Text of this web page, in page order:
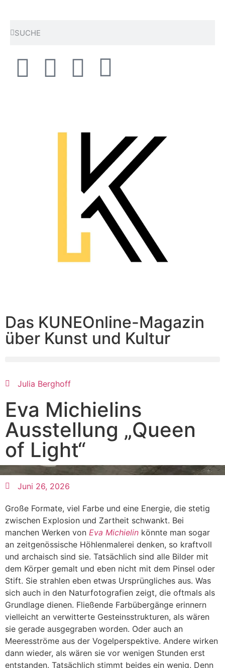
Das KUNEOnline-Magazin
über Kunst und Kultur
Julia Berghoff
Eva Michielins
Ausstellung „Queen
of Light“
Juni 26, 2026
Große Formate, viel Farbe und eine Energie, die stetig
zwischen Explosion und Zartheit schwankt. Bei
manchen Werken von Eva Michielin könnte man sogar
an zeitgenössische Höhlenmalerei denken, so kraftvoll
und archaisch sind sie. Tatsächlich sind alle Bilder mit
dem Körper gemalt und eben nicht mit dem Pinsel oder
Stift. Sie strahlen eben etwas Ursprüngliches aus. Was
sich auch in den Naturfotografien zeigt, die oftmals als
Grundlage dienen. Fließende Farbübergänge erinnern
vielleicht an verwitterte Gesteinsstrukturen, als wären
sie gerade ausgegraben worden. Oder auch an
Meeresströme aus der Vogelperspektive. Andere wirken
dann wieder, als wären sie vor wenigen Stunden erst
entstanden. Tatsächlich stimmt beides ein wenig. Denn